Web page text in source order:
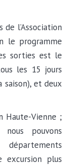
l’Association
le programme
sorties est le
les 15 jours
saison), et deux
Haute-Vienne ;
pouvons
excursion plus